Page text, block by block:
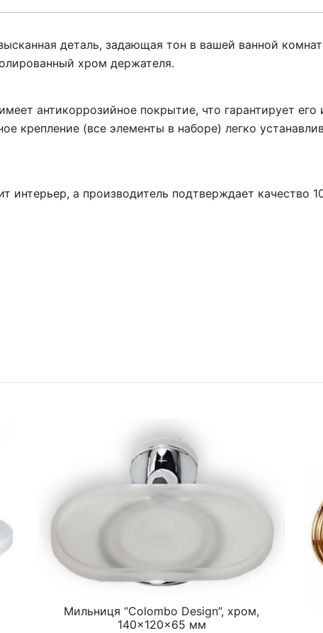
деталь, задающая тон в вашей ванной
хром держателя.
антикоррозийное покрытие, что гарантирует
крепление (все элементы в наборе) легко
интерьер, а производитель подтверждает качество
Мильниця “Colombo Design”, хром,
140×120×65 мм